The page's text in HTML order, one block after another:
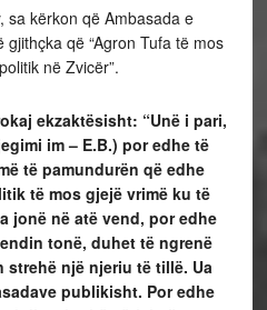
sa kërkon që Ambasada e
që “Agron Tufa të mos
në Zvicër”.
ekzaktësisht: “Unë i pari,
im – E.B.) por edhe të
të pamundurën që edhe
të mos gjejë vrimë ku të
jonë në atë vend, por edhe
tonë, duhet të ngrenë
strehë një njeriu të tillë. Ua
publikisht. Por edhe